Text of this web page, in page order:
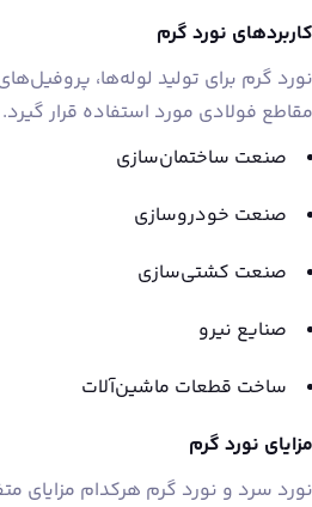
کاربردهای نورد گرم
نورد گرم برای تولید لوله‌ها،
مقاطع فولادی مورد استفاده قرار
صنعت ساختمان‌‌سازی
صنعت خودروسازی
صنعت کشتی‌سازی
صنایع نیرو
ساخت قطعات ماشین‌آلات
مزایای نورد گرم
نورد سرد و نورد گرم هرکدام مزایای